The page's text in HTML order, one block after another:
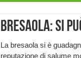
Bresaola: si
La bresaola si è
reputazione di salume